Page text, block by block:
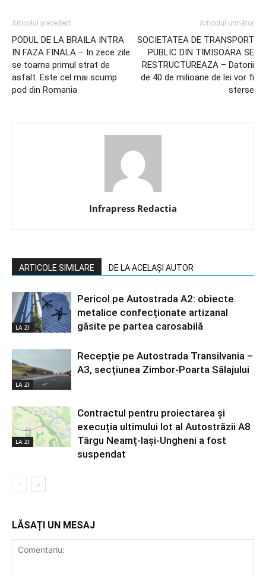
Articolul precedent
PODUL DE LA BRAILA INTRA
IN FAZA FINALA – In zece zile
se toarna primul strat de
asfalt. Este cel mai scump
pod din Romania
Articolul următor
SOCIETATEA DE TRANSPORT
PUBLIC DIN TIMISOARA SE
RESTRUCTUREAZA – Datorii
de 40 de milioane de lei vor fi
sterse
Infrapress Redactia
ARTICOLE SIMILARE DE LA ACELAȘI AUTOR
LA ZI
Pericol pe Autostrada A2: obiecte
metalice confecționate artizanal
găsite pe partea carosabilă
LA ZI
Recepție pe Autostrada Transilvania –
A3, secțiunea Zimbor-Poarta Sălajului
LA ZI
Contractul pentru proiectarea și
execuția ultimului lot al Autostrăzii A8
Târgu Neamț-Iași-Ungheni a fost
suspendat
LĂSAȚI UN MESAJ